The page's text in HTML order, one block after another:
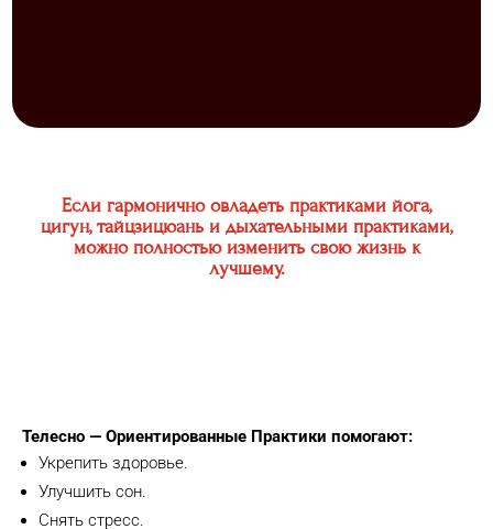
Если гармонично овладеть практиками йога,
цигун, тайцзицюань и дыхательными практиками,
можно полностью изменить свою жизнь к
лучшему.
Телесно — Ориентированные Практики помогают:
Укрепить здоровье.
Улучшить сон.
Снять стресс.